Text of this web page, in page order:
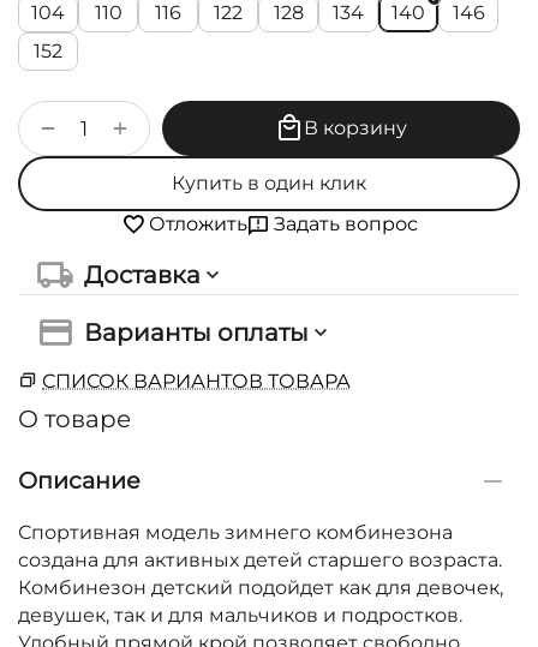
104 110 116 122 128 134 140
146
152
+
− В корзину
Купить в один клик
Отложить
Задать вопрос
Доставка
Варианты оплаты
СПИСОК ВАРИАНТОВ ТОВАРА
О товаре
Описание
Спортивная модель зимнего комбинезона
создана для активных детей старшего возраста.
Комбинезон детский подойдет как для девочек,
девушек, так и для мальчиков и подростков.